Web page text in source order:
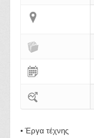
• Έργα τέχνης